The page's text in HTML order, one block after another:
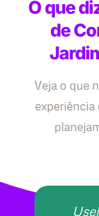
O que
de
Veja o que